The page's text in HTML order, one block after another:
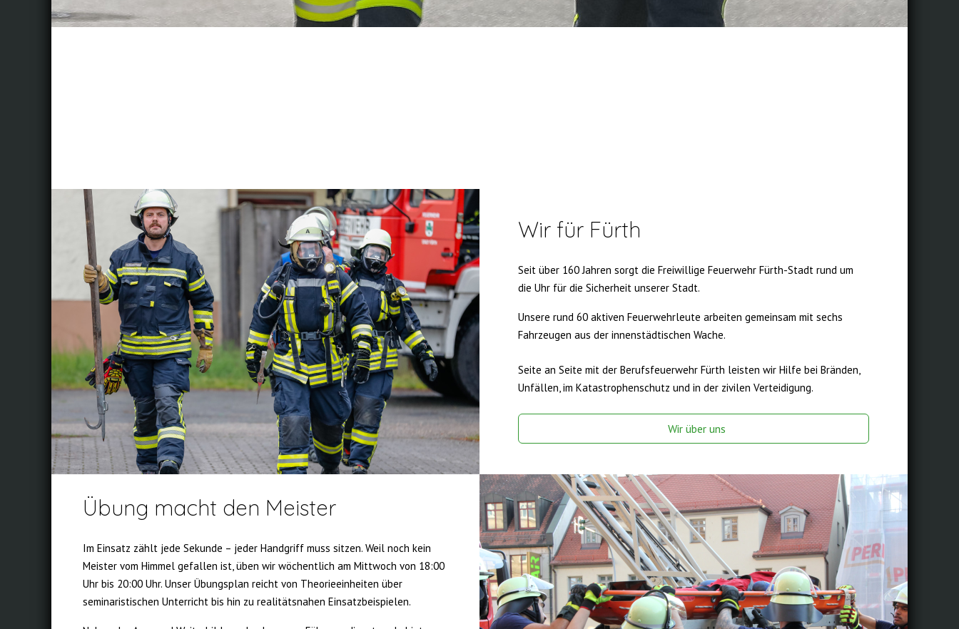
Wir für Fürth
Seit über 160 Jahren sorgt die Freiwillige Feuerwehr Fürth-Stadt rund um
die Uhr für die Sicherheit unserer Stadt.
Unsere rund 60 aktiven Feuerwehrleute arbeiten gemeinsam mit sechs
Fahrzeugen aus der innenstädtischen Wache.
Seite an Seite mit der Berufsfeuerwehr Fürth leisten wir Hilfe bei Bränden,
Unfällen, im Katastrophenschutz und in der zivilen Verteidigung.
Wir über uns
Übung macht den Meister
Im Einsatz zählt jede Sekunde – jeder Handgriff muss sitzen. Weil noch kein
Meister vom Himmel gefallen ist, üben wir wöchentlich am Mittwoch von 18:00
Uhr bis 20:00 Uhr. Unser Übungsplan reicht von Theorieeinheiten über
seminaristischen Unterricht bis hin zu realitätsnahen Einsatzbeispielen.